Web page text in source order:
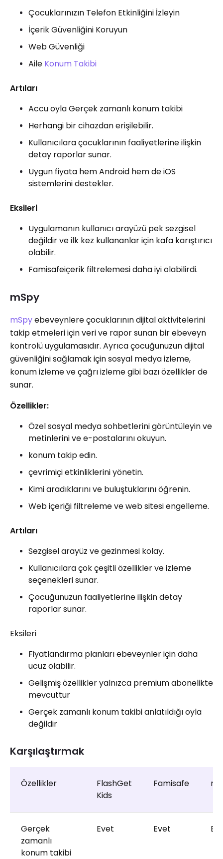
Çocuklarınızın Telefon Etkinliğini İzleyin
İçerik Güvenliğini Koruyun
Web Güvenliği
Aile Konum Takibi
Artıları
Accu oyla Gerçek zamanlı konum takibi
Herhangi bir cihazdan erişilebilir.
Kullanıcılara çocuklarının faaliyetlerine ilişkin
detay raporlar sunar.
Uygun fiyata hem Android hem de iOS
sistemlerini destekler.
Eksileri
Uygulamanın kullanıcı arayüzü pek sezgisel
değildir ve ilk kez kullananlar için kafa karıştırıcı
olabilir.
Famisafeiçerik filtrelemesi daha iyi olabilirdi.
mSpy
mSpyebeveynlere çocuklarının dijital aktivitelerini
takip etmeleri için veri ve rapor sunan bir ebeveyn
kontrolü uygulamasıdır. Ayrıca çocuğunuzun dijital
güvenliğini sağlamak için sosyal medya izleme,
konum izleme ve çağrı izleme gibi bazı özellikler de
sunar.
Özellikler:
Özel sosyal medya sohbetlerini görüntüleyin ve
metinlerini ve e-postalarını okuyun.
konum takip edin.
çevrimiçi etkinliklerini yönetin.
Kimi aradıklarını ve buluştuklarını öğrenin.
Web içeriği filtreleme ve web sitesi engelleme.
Artıları
Sezgisel arayüz ve gezinmesi kolay.
Kullanıcılara çok çeşitli özellikler ve izleme
seçenekleri sunar.
Çocuğunuzun faaliyetlerine ilişkin detay
raporlar sunar.
Eksileri
Fiyatlandırma planları ebeveynler için daha
ucuz olabilir.
Gelişmiş özellikler yalnızca premium abonelikte
mevcuttur
Gerçek zamanlı konum takibi anlatıldığı oyla
değildir
Karşılaştırmak
Özellikler
FlashGet
Kids
Famisafe
Gerçek
zamanlı
konum takibi
Evet Evet